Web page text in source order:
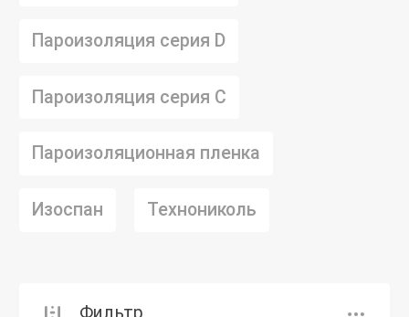
Пароизоляция серия D
Пароизоляция серия C
Пароизоляционная пленка
Изоспан Технониколь
Фильтр